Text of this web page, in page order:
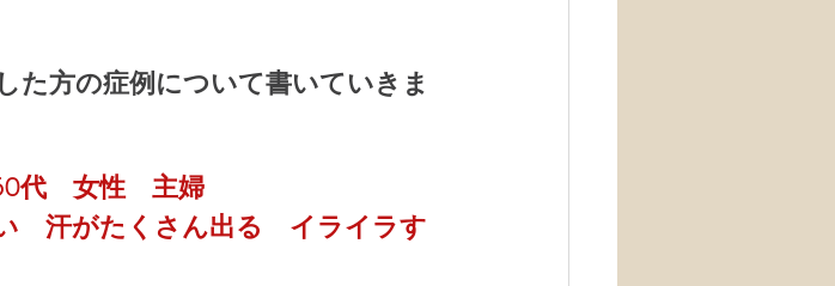
た方の症例について書いていきま
代　女性　主婦
　汗がたくさん出る　イライラす